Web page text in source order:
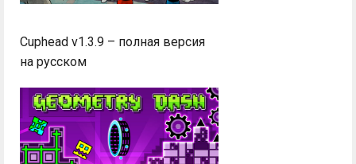
Cuphead v1.3.9 – полная версия
на русском